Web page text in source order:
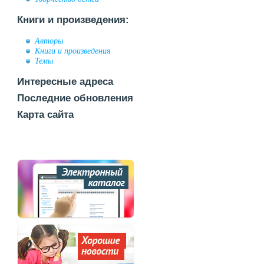
Книги и произведения:
Авторы
Книги и произведения
Темы
Интересные адреса
Последние обновления
Карта сайта